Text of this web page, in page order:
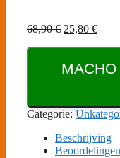
68,90€
68,90 €.
25,80 €
Categorie:
Beschrijving